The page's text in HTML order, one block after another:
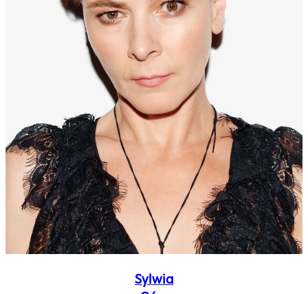
Sylwia